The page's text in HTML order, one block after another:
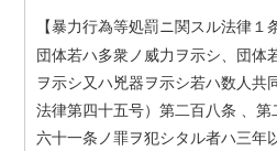
【暴力行為等処罰ニ関スル法律１
団体若ハ多衆ノ威力ヲ示シ、団体
ヲ示シ又ハ兇器ヲ示シ若ハ数人共
法律第四十五号）第二百八条 、
六十一条ノ罪ヲ犯シタル者ハ三年